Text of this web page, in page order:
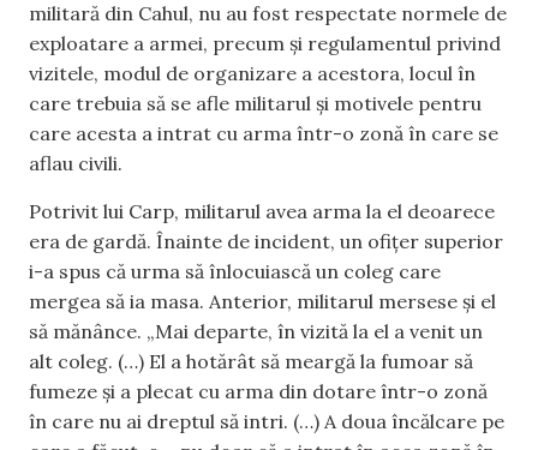
militară din Cahul, nu au fost respectate normele de
exploatare a armei, precum și regulamentul privind
vizitele, modul de organizare a acestora, locul în
care trebuia să se afle militarul și motivele pentru
care acesta a intrat cu arma într-o zonă în care se
aflau civili.
Potrivit lui Carp, militarul avea arma la el deoarece
era de gardă. Înainte de incident, un ofițer superior
i-a spus că urma să înlocuiască un coleg care
mergea să ia masa. Anterior, militarul mersese și el
să mănânce. „Mai departe, în vizită la el a venit un
alt coleg. (…) El a hotărât să meargă la fumoar să
fumeze și a plecat cu arma din dotare într-o zonă
în care nu ai dreptul să intri. (…) A doua încălcare pe